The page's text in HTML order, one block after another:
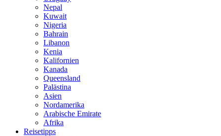
Nepal
Kuwait
Nigeria
Bahrain
Libanon
Kenia
Kalifornien
Kanada
Queensland
Palästina
Asien
Nordamerika
Arabische Emirate
Afrika
Reisetipps